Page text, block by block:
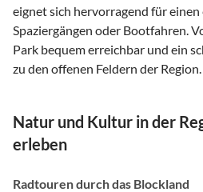
eignet sich hervorragend für
Spaziergängen oder Bootfahren.
Park bequem erreichbar und ein
zu den offenen Feldern der Region.
Natur und Kultur in der
erleben
Radtouren durch das Blockland